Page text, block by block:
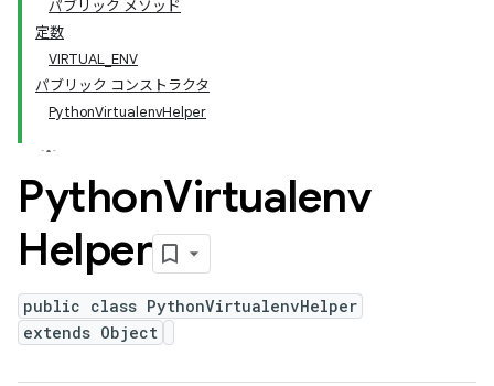
パブリック メソッド
定数
VIRTUAL_ENV
パブリック コンストラクタ
PythonVirtualenvHelper
PythonVirtualenv
Helper
public class PythonVirtualenvHelper
extends Object